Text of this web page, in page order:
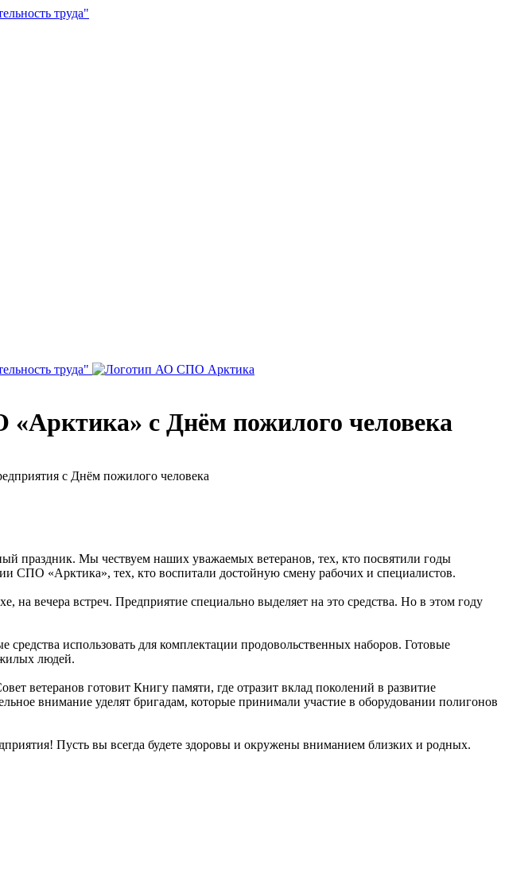
с Днём пожилого человека
с Днём пожилого человека
праздник. Мы чествуем наших уважаемых ветеранов, тех, кто посвятили годы
СПО «Арктика», тех, кто воспитали достойную смену рабочих и специалистов.
вечера встреч. Предприятие специально выделяет на это средства. Но в этом году
использовать для комплектации продовольственных наборов. Готовые
людей.
ветеранов готовит Книгу памяти, где отразит вклад поколений в развитие
внимание уделят бригадам, которые принимали участие в оборудовании полигонов
Пусть вы всегда будете здоровы и окружены вниманием близких и родных.